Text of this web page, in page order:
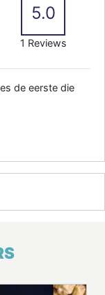
5.0
1 Reviews
de eerste die